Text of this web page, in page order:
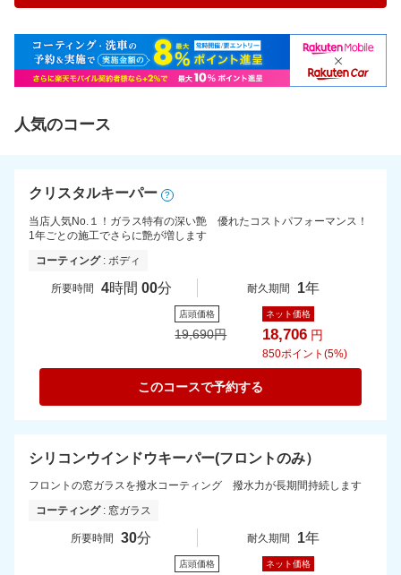
人気のコース
クリスタルキーパー ?
当店人気No.１！ガラス特有の深い艶 優れたコストパフォーマンス！
1年ごとの施工でさらに艶が増します
コーティング: ボディ
所要時間 4時間 00分 耐久期間 1年
店頭価格
19,690円
ネット価格
18,706 円
850ポイント(5%)
このコースで予約する
シリコンウインドウキーパー(フロントのみ）
フロントの窓ガラスを撥水コーティング 撥水力が長期間持続します
コーティング: 窓ガラス
所要時間 30分 耐久期間 1年
店頭価格 ネット価格